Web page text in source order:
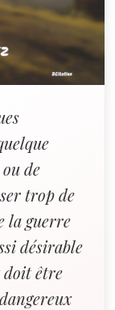
de
trop de
la guerre
désirable
doit être